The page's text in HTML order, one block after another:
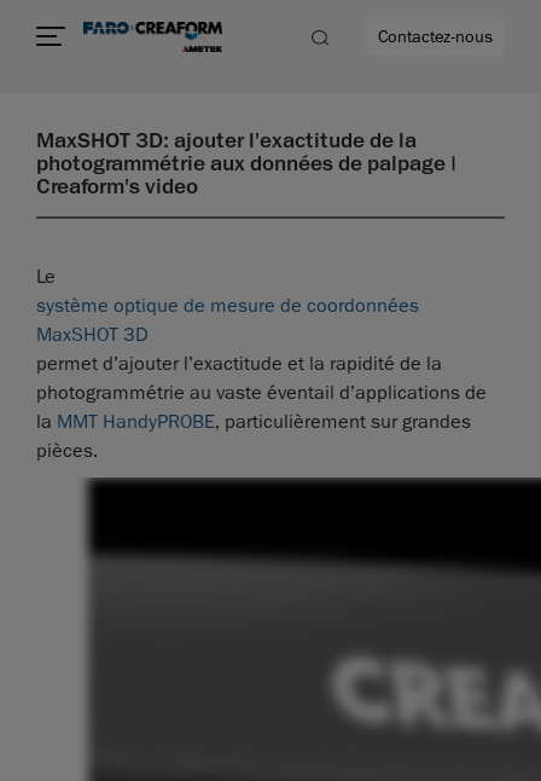
Contactez-nous
MaxSHOT 3D: ajouter l'exactitude de la
photogrammétrie aux données de palpage |
Creaform's video
Le
système optique de mesure de coordonnées
MaxSHOT 3D
permet d’ajouter l’exactitude et la rapidité de la
photogrammétrie au vaste éventail d’applications de
la MMT HandyPROBE, particulièrement sur grandes
pièces.